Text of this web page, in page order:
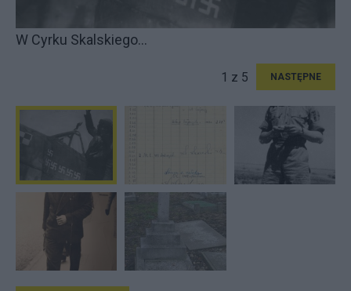
W Cyrku Skalskiego...
1 z 5 NASTĘPNE